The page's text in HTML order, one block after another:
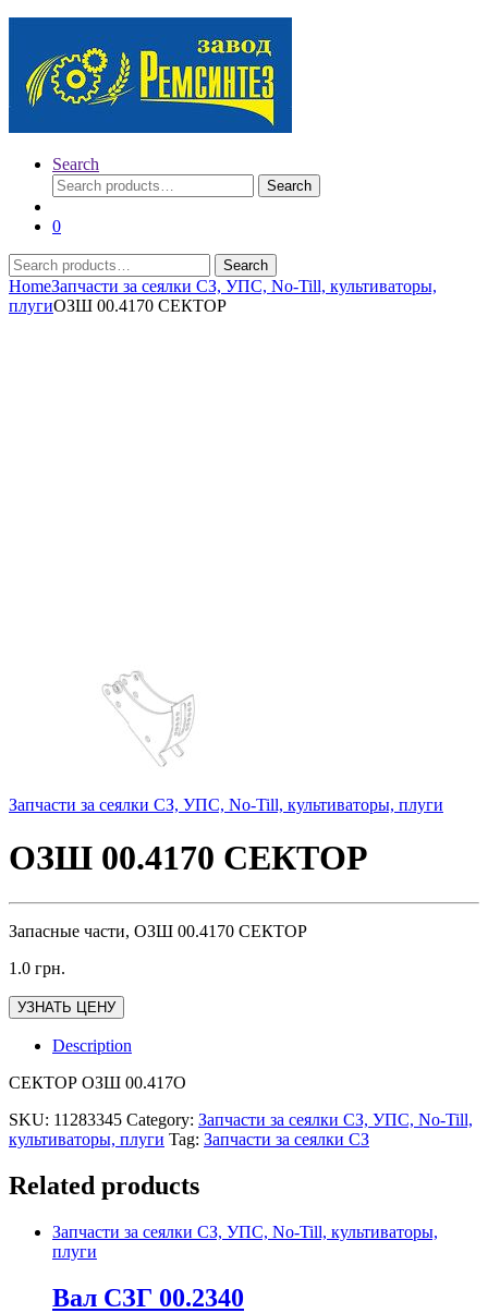
Search
Search
for:
Search
0
Search
for:
Search
HomeЗапчасти за сеялки СЗ, УПС, No-Till, культиваторы,
плугиОЗШ 00.4170 СЕКТОР
Запчасти за сеялки СЗ, УПС, No-Till, культиваторы, плуги
ОЗШ 00.4170 СЕКТОР
Запасные части, ОЗШ 00.4170 СЕКТОР
1.0 грн.
УЗНАТЬ ЦЕНУ
Description
СЕКТОР ОЗШ 00.417О
SKU: 11283345 Category: Запчасти за сеялки СЗ, УПС, No-Till,
культиваторы, плуги Tag: Запчасти за сеялки СЗ
Related products
Запчасти за сеялки СЗ, УПС, No-Till, культиваторы,
плуги
Вал СЗГ 00.2340